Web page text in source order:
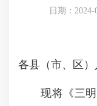
日期：2024-
各县（市、区）
现将《三明